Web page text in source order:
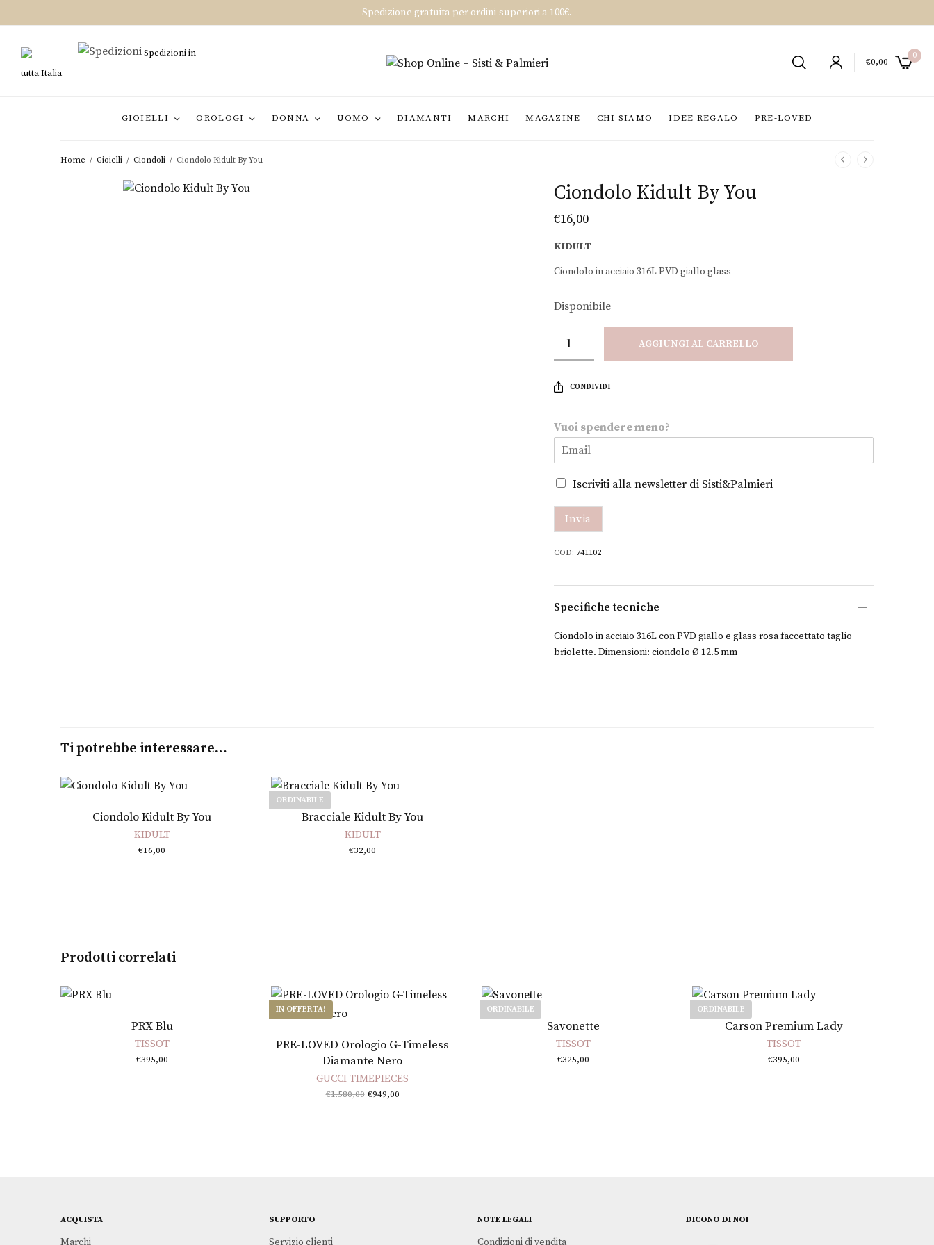
Spedizione gratuita per ordini superiori a 100€.
Spedizioni in
tutta Italia
€0,00
0
GIOIELLI OROLOGI DONNA UOMO DIAMANTI MARCHI MAGAZINE CHI SIAMO IDEE REGALO PRE-LOVED
Home / Gioielli / Ciondoli / Ciondolo Kidult By You
Ciondolo Kidult By You
€16,00
KIDULT
Ciondolo in acciaio 316L PVD giallo glass
Disponibile
AGGIUNGI AL CARRELLO
CONDIVIDI
Vuoi spendere meno?
s
p
e
d
e
V
u
i
m
e
Iscriviti alla newsletter di Sisti&Palmieri
Invia
COD: 741102
Specifiche tecniche
Ciondolo in acciaio 316L con PVD giallo e glass rosa faccettato taglio
briolette. Dimensioni: ciondolo Ø 12.5 mm
Ti potrebbe interessare…
Aggiungi al carrello
Ciondolo Kidult By You
KIDULT
€16,00
ORDINABILE
Leggi tutto
Bracciale Kidult By You
KIDULT
€32,00
Prodotti correlati
Aggiungi al carrello
PRX Blu
TISSOT
€395,00
IN OFFERTA!
Aggiungi al carrello
PRE-LOVED Orologio G-Timeless
Diamante Nero
GUCCI TIMEPIECES
€1.580,00 Il prezzo
€949,00
ORDINABILE
Savonette
TISSOT
€325,00
ORDINABILE
Leggi tutto
Carson Premium Lady
TISSOT
€395,00
ACQUISTA
Marchi
SUPPORTO
Servizio clienti
NOTE LEGALI
Condizioni di vendita
DICONO DI NOI